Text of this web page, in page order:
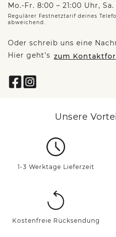
Mo.-Fr. 8:00 – 21:00 Uhr,
Regulärer Festnetztarif deines
abweichend.
Oder schreib uns eine
Hier geht’s zum
Unsere
1-3 Werktage Lieferzeit
Kostenfreie Rücksendung